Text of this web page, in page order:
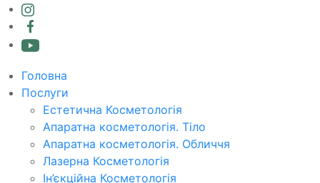
Головна
Послуги
Естетична Косметологія
Апаратна косметологія. Тіло
Апаратна косметологія. Обличчя
Лазерна Косметологія
Ін’єкційна Косметологія